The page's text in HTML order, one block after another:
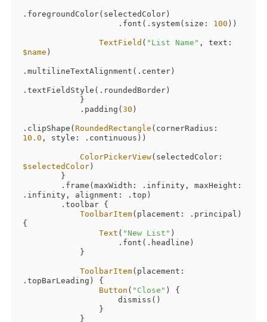
.foregroundColor(selectedColor)
                    .font(.system(size:
100 ))
TextField ( "List Name"
$name )
.multilineTextAlignment(.center)
.textFieldStyle(.roundedBorder)
            .padding(
30 )
.clipShape( RoundedRectangle
10.0 , style: .continuous))
ColorPickerView
$selectedColor )
.infinity, alignment: .top)
ToolbarItem(placement: .principal)
{
Text ( "New List" )
ToolbarItem(placement:
.topBarLeading) {
Button ( "Close" ) {